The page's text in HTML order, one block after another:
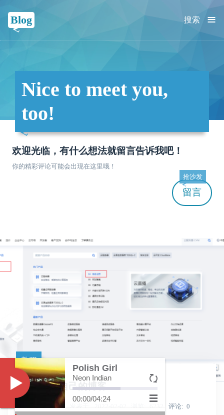
Blog ≡
搜索
Nice to meet you,
too!
欢迎光临，有什么想法就留言告诉我吧！
你的精彩评论可能会出现在这里哦！
留言
抢沙发
教程
0基础创建自己的博客
Shine_Light 评论 0
Music
Polish Girl
Neon Indian
00:00/04:24